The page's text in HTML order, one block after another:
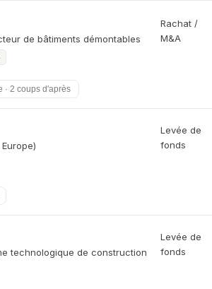
de bâtiments démontables
Rachat /
M&A
· 2 coups d'après
Levée de
fonds
technologique de construction
Levée de
fonds